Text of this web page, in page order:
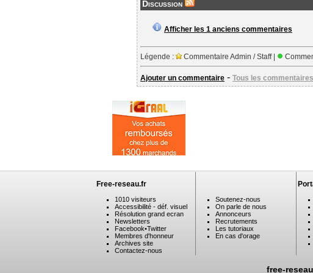
Discussion
Afficher les 1 anciens commentaires
Légende : Commentaire Admin / Staff |
Ajouter un commentaire - Tous les commentaires
Free-reseau.fr
1010 visiteurs
Accessibilité - déf. visuel
Résolution grand ecran
Newsletters
Facebook•Twitter
Membres d'honneur
Archives site
Contactez-nous
Soutenez-nous
On parle de nous
Annonceurs
Recrutements
Les tutoriaux
En cas d'orage
free-